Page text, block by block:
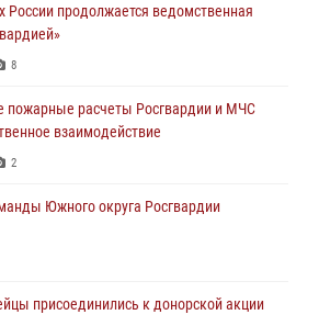
России продолжается ведомственная
8
пожарные расчеты Росгвардии и МЧС
взаимодействие
2
Южного округа Росгвардии
присоединились к донорской акции